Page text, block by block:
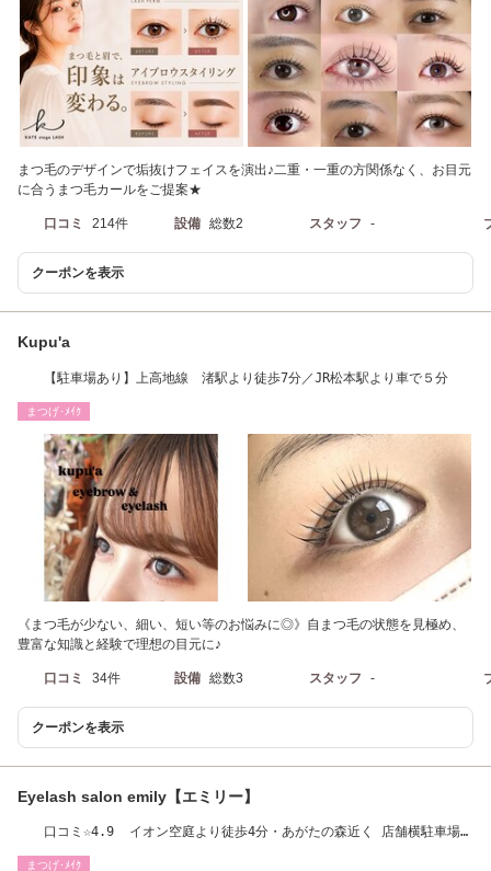
まつ毛のデザインで垢抜けフェイスを演出♪二重・一重の方関係なく、お目元
に合うまつ毛カールをご提案★
口コミ 214件 設備 総数2 スタッフ -
クーポンを表示
Kupu'a
【駐車場あり】上高地線 渚駅より徒歩7分／JR松本駅より車で５分
まつげ･ﾒｲｸ
《まつ毛が少ない、細い、短い等のお悩みに◎》自まつ毛の状態を見極め、
豊富な知識と経験で理想の目元に♪
口コミ 34件 設備 総数3 スタッフ -
クーポンを表示
Eyelash salon emily【エミリー】
口コミ☆4.9 イオン空庭より徒歩4分・あがたの森近く 店舗横駐車場あ
まつげ･ﾒｲｸ